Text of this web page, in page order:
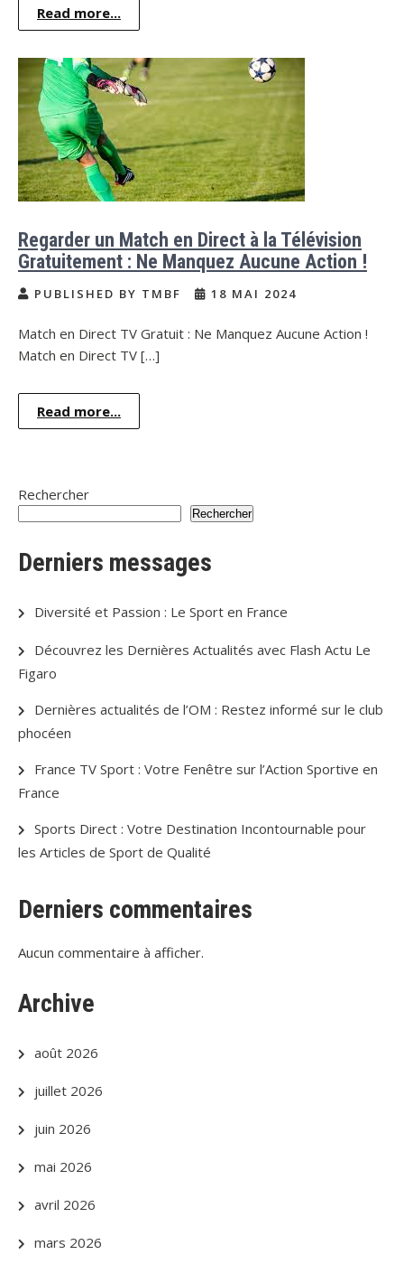
Read more...
Regarder un Match en Direct à la Télévision
Gratuitement : Ne Manquez Aucune Action !
PUBLISHED BY TMBF 18 MAI 2024
Match en Direct TV Gratuit : Ne Manquez Aucune Action !
Match en Direct TV […]
Read more...
Rechercher
Rechercher
Derniers messages
Diversité et Passion : Le Sport en France
Découvrez les Dernières Actualités avec Flash Actu Le
Figaro
Dernières actualités de l’OM : Restez informé sur le club
phocéen
France TV Sport : Votre Fenêtre sur l’Action Sportive en
France
Sports Direct : Votre Destination Incontournable pour
les Articles de Sport de Qualité
Derniers commentaires
Aucun commentaire à afficher.
Archive
août 2026
juillet 2026
juin 2026
mai 2026
avril 2026
mars 2026